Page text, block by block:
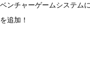
ンチャーゲームシステム
追加！